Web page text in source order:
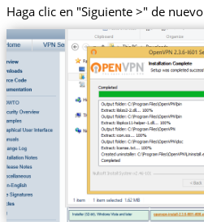
Haga clic en "Siguiente >" de nuevo